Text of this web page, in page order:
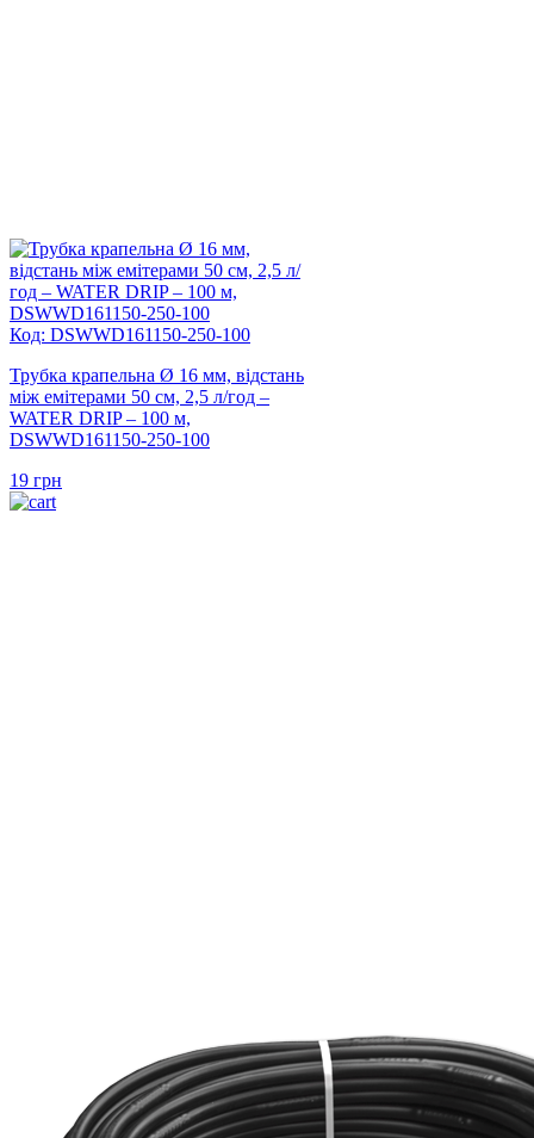
Код: DSWWD161150-250-100
Трубка крапельна Ø 16 мм, відстань
між емітерами 50 см, 2,5 л/год –
WATER DRIP – 100 м,
DSWWD161150-250-100
19 грн